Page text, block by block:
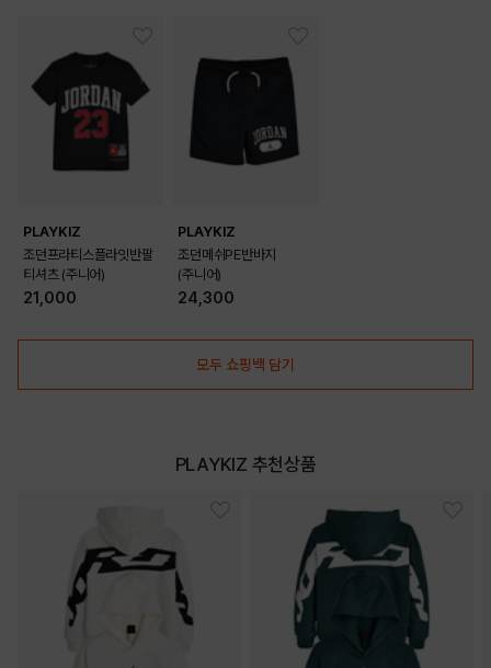
PLAYKIZ
조던프라티스플라잇반팔
티셔츠 (주니어)
21,000
PLAYKIZ
조던메쉬PE반바지
(주니어)
24,300
모두 쇼핑백 담기
PLAYKIZ 추천상품